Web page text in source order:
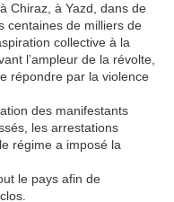
Chiraz, à Yazd, dans de
centaines de milliers de
collective à la
l’ampleur de la révolte,
répondre par la violence
des manifestants
les arrestations
régime a imposé la
le pays afin de